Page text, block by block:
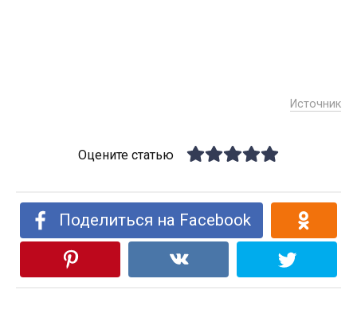
Источник
Оцените статью
Поделиться на Facebook